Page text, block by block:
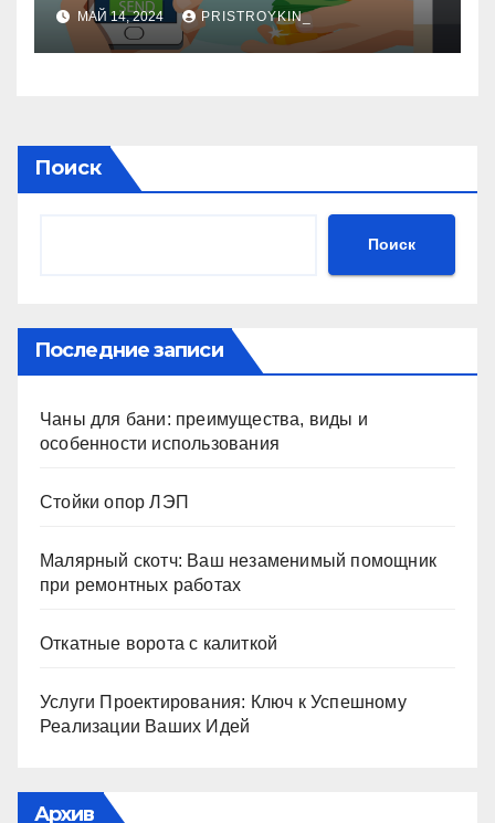
МАЙ 14, 2024 PRISTROYKIN_
Поиск
Поиск
Последние записи
Чаны для бани: преимущества, виды и
особенности использования
Стойки опор ЛЭП
Малярный скотч: Ваш незаменимый помощник
при ремонтных работах
Откатные ворота с калиткой
Услуги Проектирования: Ключ к Успешному
Реализации Ваших Идей
Архив